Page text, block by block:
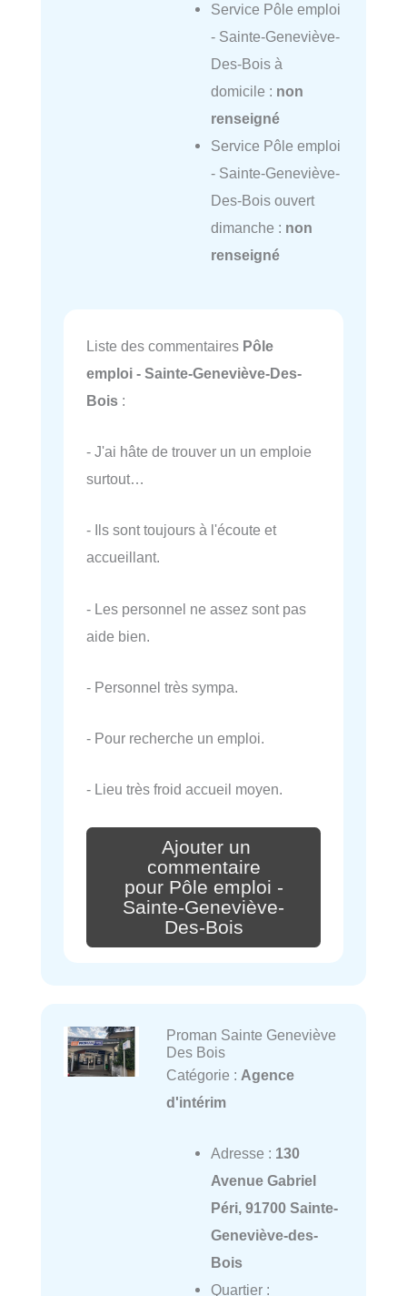
Service Pôle emploi
- Sainte-Geneviève-
Des-Bois à
domicile : non
renseigné
Service Pôle emploi
- Sainte-Geneviève-
Des-Bois ouvert
dimanche : non
renseigné
Liste des commentaires Pôle
emploi - Sainte-Geneviève-Des-
Bois :
- J'ai hâte de trouver un un emploie
surtout…
- Ils sont toujours à l'écoute et
accueillant.
- Les personnel ne assez sont pas
aide bien.
- Personnel très sympa.
- Pour recherche un emploi.
- Lieu très froid accueil moyen.
Ajouter un
commentaire
pour Pôle emploi -
Sainte-Geneviève-
Des-Bois
Proman Sainte Geneviève
Des Bois
Catégorie : Agence
d'intérim
Adresse : 130
Avenue Gabriel
Péri, 91700 Sainte-
Geneviève-des-
Bois
Quartier :